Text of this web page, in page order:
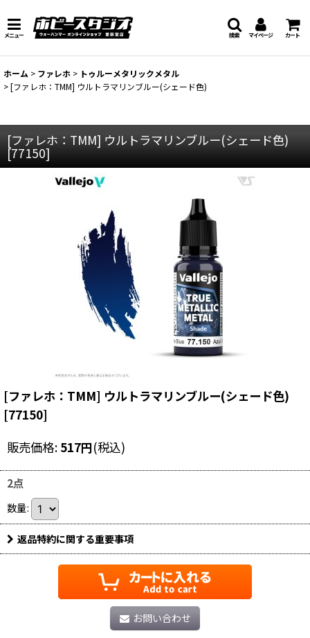
メニュー マイページ カート
検索
ホーム > ファレホ > トゥルーメタリックメタル
>[ファレホ：TMM] ウルトラマリンブルー(シェード色)
[ファレホ：TMM] ウルトラマリンブルー(シェード色)
[77150]
[ファレホ：TMM] ウルトラマリンブルー(シェード色)
[77150]
販売価格: 517円(税込)
2点
数量:
返品特約に関する重要事項
お問い合わせ